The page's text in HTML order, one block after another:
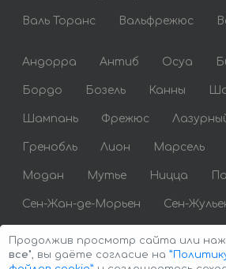
Валь Торанс Вальфрежюс
Андорра Антиб Осуа
Бордо Бозель Канны
Шампань Фрежюс
Гренобль Лион Марсель
Модан Мутье Ницца
Сен-Жан-де-Морьен Сен-
Продолжив просмотр сайта или
все", вы даёте согласие на